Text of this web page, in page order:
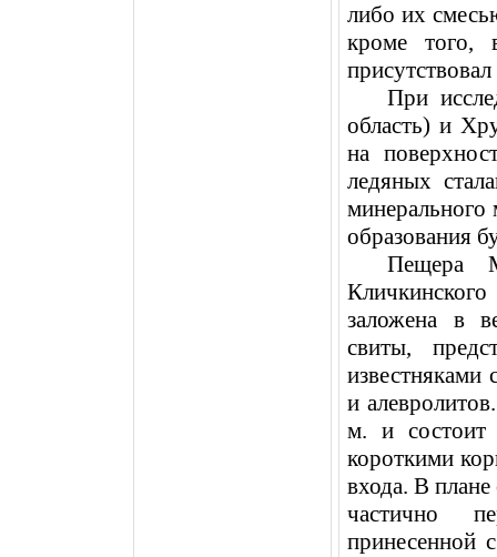
либо их
кроме того,
При
область) и
на
ледяных
минерального
образования
Пещера
заложена в
свиты,
известняками
и
м. и состоит
короткими
входа. В
частично
принесенной